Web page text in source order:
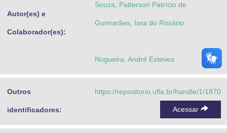
Autor(es) e
Colaborador(es):
Souza, Patterson Patrício de
Guimarães, Iara do Rosário
Nogueira, André Esteves
Outros
identificadores:
https://repositorio.ufla.br/handle/1/1870
Acessar